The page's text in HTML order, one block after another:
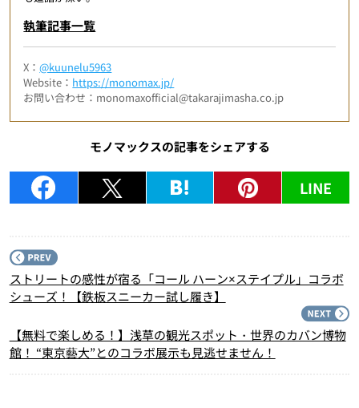
執筆記事一覧
X：@kuunelu5963
Website： https://monomax.jp/
お問い合わせ：monomaxofficial@takarajimasha.co.jp
モノマックスの記事をシェアする
LINE
ストリートの感性が宿る「コール ハーン×ステイプル」コラボ
シューズ！【鉄板スニーカー試し履き】
【無料で楽しめる！】浅草の観光スポット・世界のカバン博物
館！ “東京藝大”とのコラボ展示も見逃せません！